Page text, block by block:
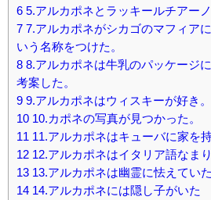
6 5.アルカポネとラッキールチアー
7 7.アルカポネがシカゴのマフィア
いう名称をつけた。
8 8.アルカポネは牛乳のパッケージ
考案した。
9 9.アルカポネはウィスキーが好き。
10 10.カポネの写真が見つかった。
11 11.アルカポネはキューバに家を
12 12.アルカポネはイタリア語なまり
13 13.アルカポネは幽霊に怯えていた
14 14.アルカポネには隠し子がいた